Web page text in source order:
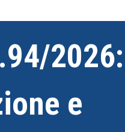
2026:
e